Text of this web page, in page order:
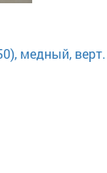
медный, верт.